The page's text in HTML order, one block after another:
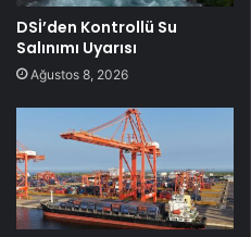
DSİ’den Kontrollü Su
Salınımı Uyarısı
Ağustos 8, 2026